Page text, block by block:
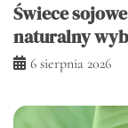
Świece
naturalny
6 sierpnia 2026